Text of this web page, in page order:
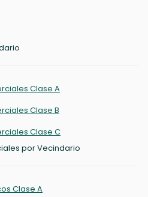
Clase A
Clase B
Clase C
por Vecindario
Clase A